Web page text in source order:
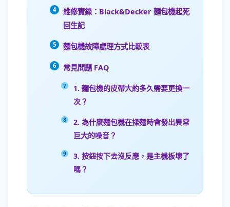
維修實錄：Black&Decker 麵包機起死
回生記
麵包機故障處理方式比較表
常見問題 FAQ
1. 麵包機的皮帶大約多久需要更換一
次？
2. 為什麼麵包機在揉麵時會發出異常
巨大的噪音？
3. 按鈕按下去沒反應，是主機板壞了
嗎？